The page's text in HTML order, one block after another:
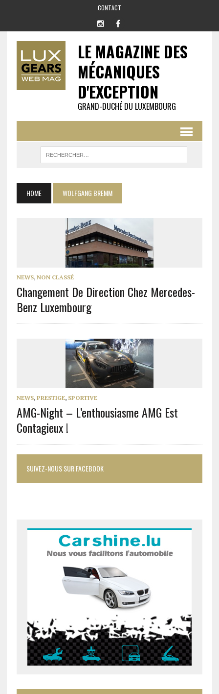
CONTACT
LE MAGAZINE DES
MÉCANIQUES
D'EXCEPTION
GRAND-DUCHÉ DU LUXEMBOURG
HOME WOLFGANG BREMM
NEWS, NON CLASSÉ
Changement De Direction Chez Mercedes-
Benz Luxembourg
NEWS, PRESTIGE, SPORTIVE
AMG-Night – L’enthousiasme AMG Est
Contagieux !
SUIVEZ-NOUS SUR FACEBOOK